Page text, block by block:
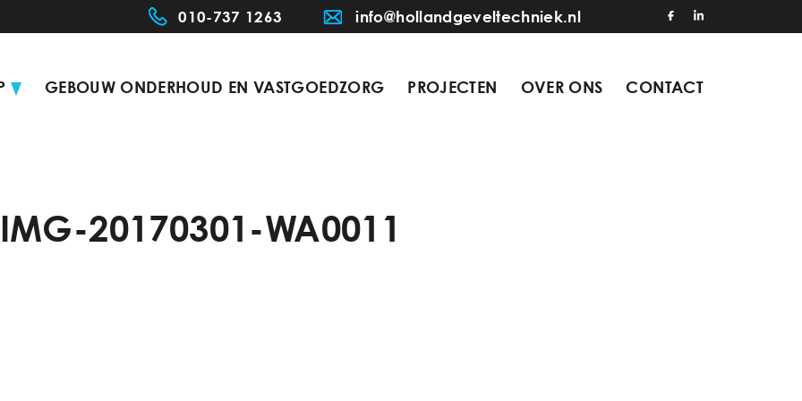
010-737 1263 info@hollandgeveltechniek.nl
GEBOUW ONDERHOUD EN VASTGOEDZORG PROJECTEN OVER ONS CONTACT
IMG-20170301-WA0011